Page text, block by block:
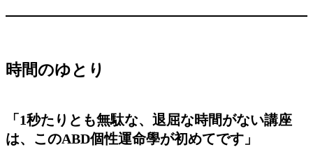
時間のゆとり
「1秒たりとも無駄な、退屈な時間がない講座
は、このABD個性運命學が初めてです」